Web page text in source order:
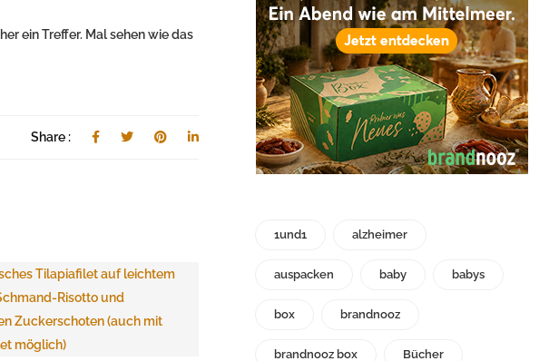
ein Treffer. Mal sehen wie das
Share :
1und1 alzheimer
auspacken baby babys
box brandnooz
brandnooz box Bücher